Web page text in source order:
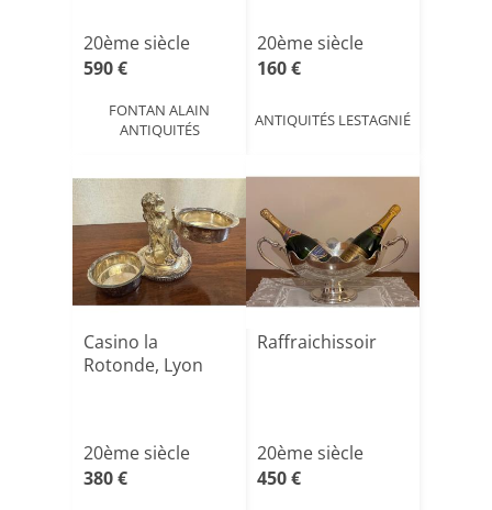
20ème siècle
590 €
FONTAN ALAIN
ANTIQUITÉS
20ème siècle
160 €
ANTIQUITÉS LESTAGNIÉ
Casino la
Rotonde, Lyon
20ème siècle
380 €
Raffraichissoir
20ème siècle
450 €